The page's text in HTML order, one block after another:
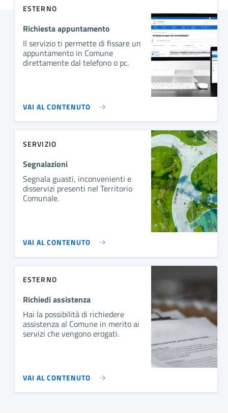
ESTERNO
Richiesta appuntamento
Il servizio ti permette di fissare un
appuntamento in Comune
direttamente dal telefono o pc.
VAI AL CONTENUTO
SERVIZIO
Segnalazioni
Segnala guasti, inconvenienti e
disservizi presenti nel Territorio
Comunale.
VAI AL CONTENUTO
ESTERNO
Richiedi assistenza
Hai la possibilità di richiedere
assistenza al Comune in merito ai
servizi che vengono erogati.
VAI AL CONTENUTO